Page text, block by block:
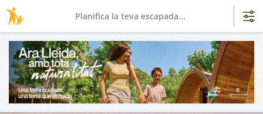
Planifica la teva escapada...